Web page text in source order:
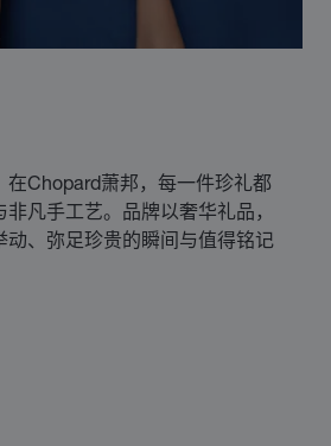
在Chopard萧邦，每一件珍礼都
凡手工艺。品牌以奢华礼品，
动、弥足珍贵的瞬间与值得铭记